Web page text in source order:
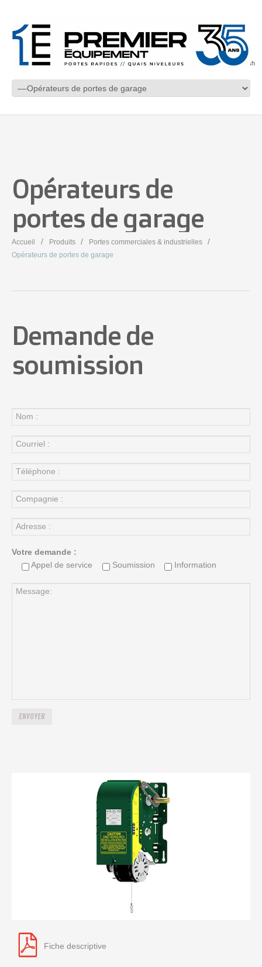
English
Opérateurs de
portes de garage
Accueil Produits
Portes commerciales & industrielles
Opérateurs de portes de garage
Demande de
soumission
Votre demande :
Appel de service
Soumission Information
Fiche descriptive